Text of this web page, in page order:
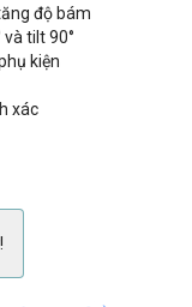
độ bám
tilt 90°
kiện
xác